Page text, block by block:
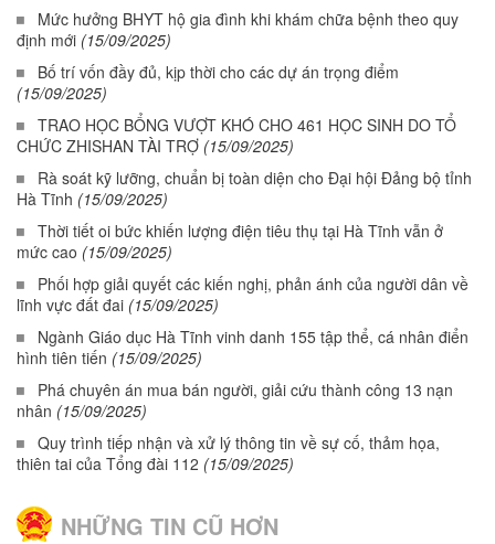
Mức hưởng BHYT hộ gia đình khi khám chữa bệnh theo quy
định mới (15/09/2025)
Bố trí vốn đầy đủ, kịp thời cho các dự án trọng điểm
(15/09/2025)
TRAO HỌC BỔNG VƯỢT KHÓ CHO 461 HỌC SINH DO TỔ
CHỨC ZHISHAN TÀI TRỢ (15/09/2025)
Rà soát kỹ lưỡng, chuẩn bị toàn diện cho Đại hội Đảng bộ tỉnh
Hà Tĩnh (15/09/2025)
Thời tiết oi bức khiến lượng điện tiêu thụ tại Hà Tĩnh vẫn ở
mức cao (15/09/2025)
Phối hợp giải quyết các kiến nghị, phản ánh của người dân về
lĩnh vực đất đai (15/09/2025)
Ngành Giáo dục Hà Tĩnh vinh danh 155 tập thể, cá nhân điển
hình tiên tiến (15/09/2025)
Phá chuyên án mua bán người, giải cứu thành công 13 nạn
nhân (15/09/2025)
Quy trình tiếp nhận và xử lý thông tin về sự cố, thảm họa,
thiên tai của Tổng đài 112 (15/09/2025)
NHỮNG TIN CŨ HƠN